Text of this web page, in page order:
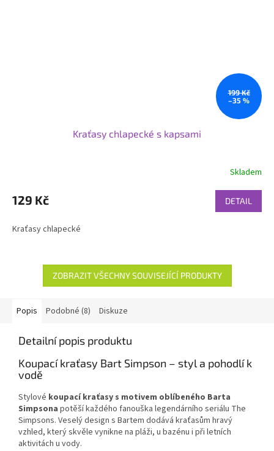
199 Kč
–35 %
Kraťasy chlapecké s kapsami
Skladem
129 Kč DETAIL
Kraťasy chlapecké
ZOBRAZIT VŠECHNY SOUVISEJÍCÍ PRODUKTY
Popis Podobné (8) Diskuze
Detailní popis produktu
Koupací kraťasy Bart Simpson – styl a pohodlí k
vodě
Stylové koupací kraťasy s motivem oblíbeného Barta
Simpsona potěší každého fanouška legendárního seriálu The
Simpsons. Veselý design s Bartem dodává kraťasům hravý
vzhled, který skvěle vynikne na pláži, u bazénu i při letních
aktivitách u vody.